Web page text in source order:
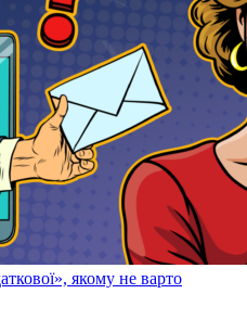
якому не варто